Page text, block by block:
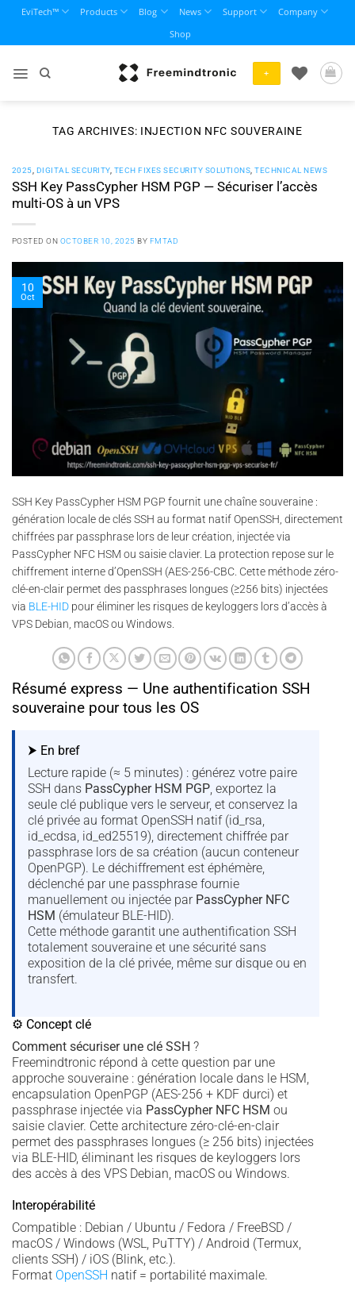
content
EviTech™ Products Blog News Support
Company
Shop
+
TAG ARCHIVES: INJECTION NFC SOUVERAINE
2025 DIGITAL SECURITY, TECH FIXES SECURITY SOLUTIONS ,TECHNICAL NEWS
SSH Key PassCypher HSM PGP — Sécuriser l’accès
multi-OS à un VPS
POSTED ON OCTOBER 10, 2025 BY FMTAD
10
Oct
SSH Key PassCypher HSM PGP fournit une chaîne souveraine :
génération locale de clés SSH au format natif OpenSSH, directement
chiffrées par passphrase lors de leur création, injectée via
PassCypher NFC HSM ou saisie clavier. La protection repose sur le
chiffrement interne d’OpenSSH (AES-256-CBC. Cette méthode zéro-
clé-en-clair permet des passphrases longues (≥256 bits) injectées
via BLE-HID pour éliminer les risques de keyloggers lors d’accès à
VPS Debian, macOS ou Windows.
Résumé express — Une authentification SSH
souveraine pour tous les OS
⮞ En bref
Lecture rapide (≈ 5 minutes) : générez votre paire
SSH dans PassCypher HSM PGP, exportez la
seule clé publique vers le serveur, et conservez la
clé privée au format OpenSSH natif (id_rsa,
id_ecdsa, id_ed25519), directement chiffrée par
passphrase lors de sa création (aucun conteneur
OpenPGP). Le déchiffrement est éphémère,
déclenché par une passphrase fournie
manuellement ou injectée par PassCypher NFC
HSM (émulateur BLE-HID).
Cette méthode garantit une authentification SSH
totalement souveraine et une sécurité sans
exposition de la clé privée, même sur disque ou en
transfert.
⚙ Concept clé
Comment sécuriser une clé SSH ?
Freemindtronic répond à cette question par une
approche souveraine : génération locale dans le HSM,
encapsulation OpenPGP (AES-256 + KDF durci) et
passphrase injectée via PassCypher NFC HSM ou
saisie clavier. Cette architecture zéro-clé-en-clair
permet des passphrases longues (≥ 256 bits) injectées
via BLE-HID, éliminant les risques de keyloggers lors
des accès à des VPS Debian, macOS ou Windows.
Interopérabilité
Compatible : Debian / Ubuntu / Fedora / FreeBSD /
macOS / Windows (WSL, PuTTY) / Android (Termux,
clients SSH) / iOS (Blink, etc.).
Format OpenSSH natif = portabilité maximale.